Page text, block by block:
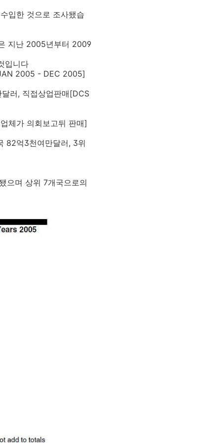
입한 것으로 조사됐습
지난 2005년부터 2009
입니다
2005 - DEC 2005]
러, 직접상업판매[DCS
체가 의회보고뒤 판매]
82억3천여만달러, 3위
으며 상위 7개국으로의